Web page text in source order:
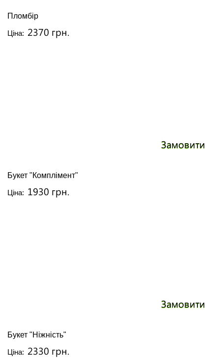
Пломбір
Ціна: 2370 грн.
Замовити
Букет "Комплімент"
Ціна: 1930 грн.
Замовити
Букет "Ніжність"
Ціна: 2330 грн.